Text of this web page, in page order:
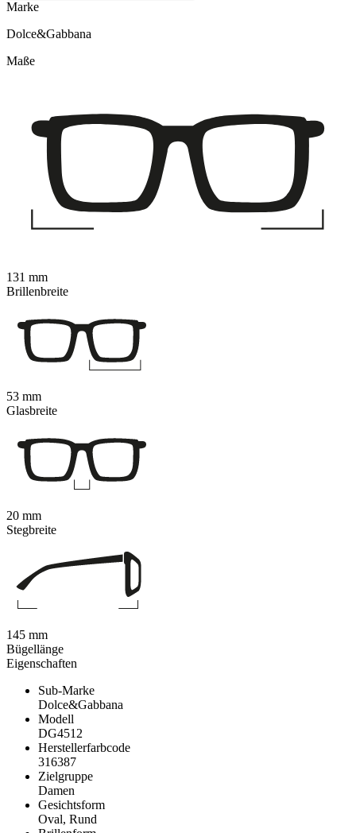
Marke
Dolce&Gabbana
Eigenschaften
Sub-Marke
Dolce&Gabbana
Modell
DG4512
Herstellerfarbcode
316387
Zielgruppe
Damen
Gesichtsform
Oval, Rund
Maße
131 mm
Brillenbreite
53 mm
Glasbreite
20 mm
Stegbreite
145 mm
Bügellänge